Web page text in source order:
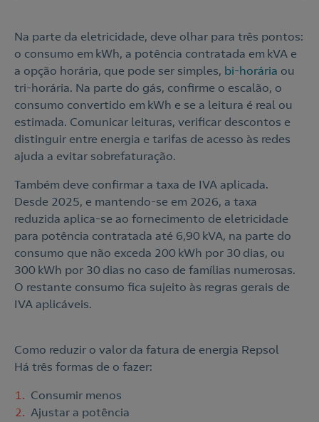
Na parte da eletricidade, deve olhar para três pontos:
o consumo em kWh, a potência contratada em kVA e
a opção horária, que pode ser simples, bi-horária ou
tri-horária. Na parte do gás, confirme o escalão, o
consumo convertido em kWh e se a leitura é real ou
estimada. Comunicar leituras, verificar descontos e
distinguir entre energia e tarifas de acesso às redes
ajuda a evitar sobrefaturação.
Também deve confirmar a taxa de IVA aplicada.
Desde 2025, e mantendo-se em 2026, a taxa
reduzida aplica-se ao fornecimento de eletricidade
para potência contratada até 6,90 kVA, na parte do
consumo que não exceda 200 kWh por 30 dias, ou
300 kWh por 30 dias no caso de famílias numerosas.
O restante consumo fica sujeito às regras gerais de
IVA aplicáveis.
Como reduzir o valor da fatura de energia Repsol
Há três formas de o fazer:
Consumir menos
Ajustar a potência